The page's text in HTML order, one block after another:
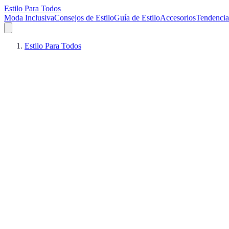
Estilo Para Todos
Moda InclusivaConsejos de EstiloGuía de EstiloAccesorios
Estilo Para Todos